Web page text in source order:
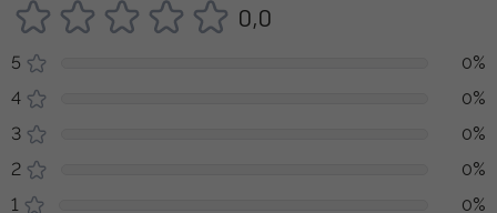
0,0
5
0%
4
0%
3
0%
2
0%
1
0%